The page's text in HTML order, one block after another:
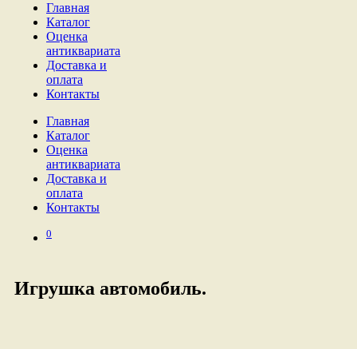
Главная
Каталог
Оценка
антиквариата
Доставка и
оплата
Контакты
Главная
Каталог
Оценка
антиквариата
Доставка и
оплата
Контакты
0
Игрушка автомобиль.